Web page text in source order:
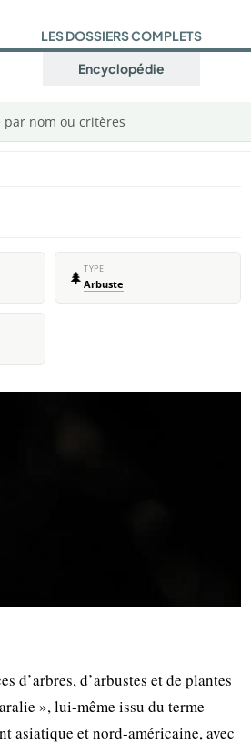
LES DOSSIERS COMPLETS
Encyclopédie
nom ou critères
🌲 TYPE
Arbuste
d’arbres, d’arbustes et de plantes
», lui-même issu du terme
asiatique et nord-américaine, avec